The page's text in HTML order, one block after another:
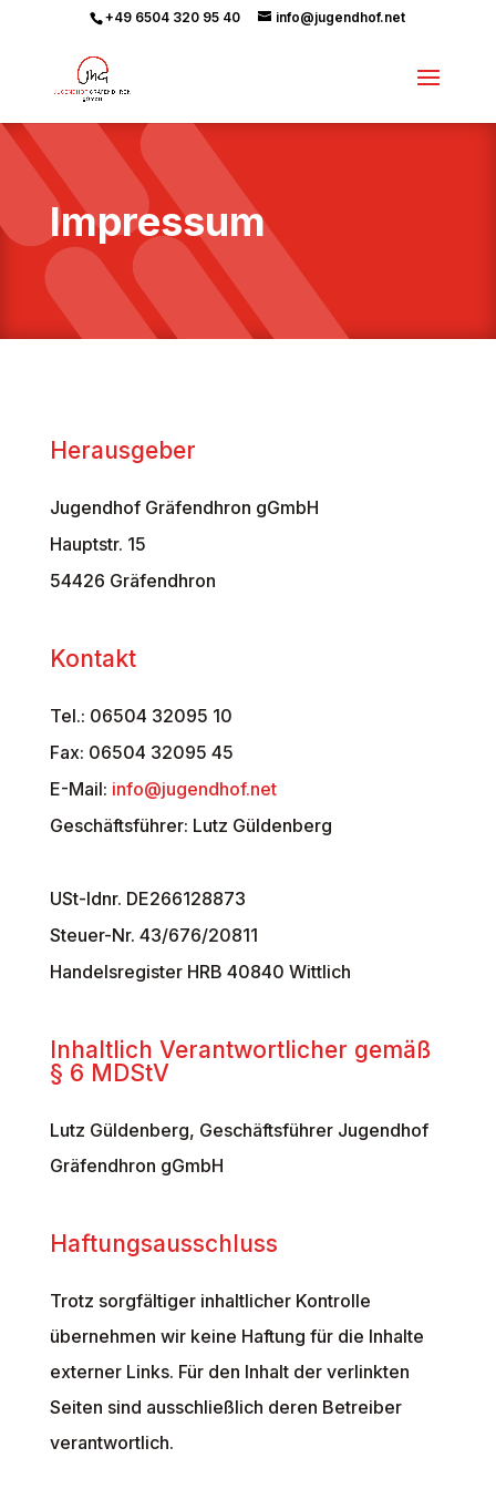
+49 6504 320 95 40 info@jugendhof.net
Impressum
Herausgeber
Jugendhof Gräfendhron gGmbH
Hauptstr. 15
54426 Gräfendhron
Kontakt
Tel.: 06504 32095 10
Fax: 06504 32095 45
E-Mail: info@jugendhof.net
Geschäftsführer: Lutz Güldenberg
USt-Idnr. DE266128873
Steuer-Nr. 43/676/20811
Handelsregister HRB 40840 Wittlich
Inhaltlich Verantwortlicher gemäß
§ 6 MDStV
Lutz Güldenberg, Geschäftsführer Jugendhof
Gräfendhron gGmbH
Haftungsausschluss
Trotz sorgfältiger inhaltlicher Kontrolle
übernehmen wir keine Haftung für die Inhalte
externer Links. Für den Inhalt der verlinkten
Seiten sind ausschließlich deren Betreiber
verantwortlich.